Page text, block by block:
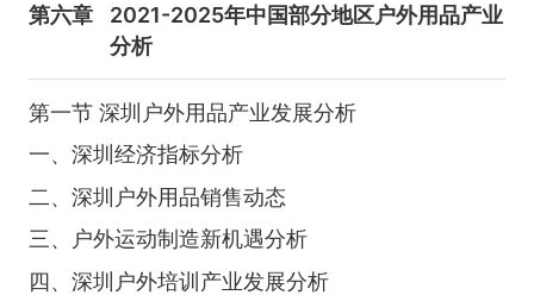
第六章
2021-2025年中国部分地区户外用品产业
分析
第一节 深圳户外用品产业发展分析
一、深圳经济指标分析
二、深圳户外用品销售动态
三、户外运动制造新机遇分析
四、深圳户外培训产业发展分析